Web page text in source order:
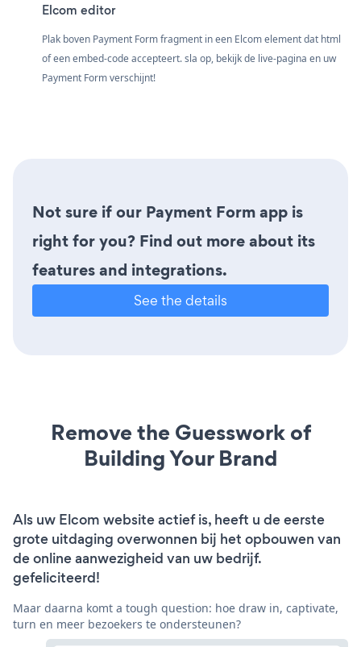
Elcom editor
Plak boven Payment Form fragment in een Elcom element dat html
of een embed-code accepteert. sla op, bekijk de live-pagina en uw
Payment Form verschijnt!
Not sure if our Payment Form app is
right for you? Find out more about its
features and integrations.
See the details
Remove the Guesswork of
Building Your Brand
Als uw Elcom website actief is, heeft u de eerste
grote uitdaging overwonnen bij het opbouwen van
de online aanwezigheid van uw bedrijf.
gefeliciteerd!
Maar daarna komt a tough question: hoe draw in, captivate,
turn en meer bezoekers te ondersteunen?